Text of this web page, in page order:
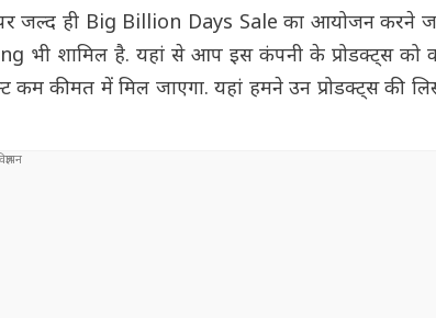
जल्द ही Big Billion Days Sale का आयोजन करने
भी शामिल है. यहां से आप इस कंपनी के प्रोडक्ट्स
कीमत में मिल जाएगा. यहां हमने उन प्रोडक्ट्स की